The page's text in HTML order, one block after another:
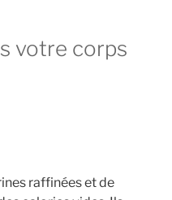
votre corps
raffinées et de